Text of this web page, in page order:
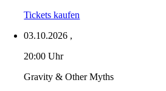
Tickets kaufen
03.10.2026 ,
20:00 Uhr
Gravity & Other Myths